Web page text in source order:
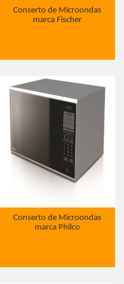
Conserto de Microondas
marca Fischer
Conserto de Microondas
marca Philco